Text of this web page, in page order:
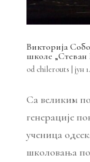
Викторија
школе
od chilerouts јун
Са великим
генерације
ученица
школовања